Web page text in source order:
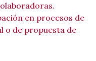
en procesos de
o de propuesta de